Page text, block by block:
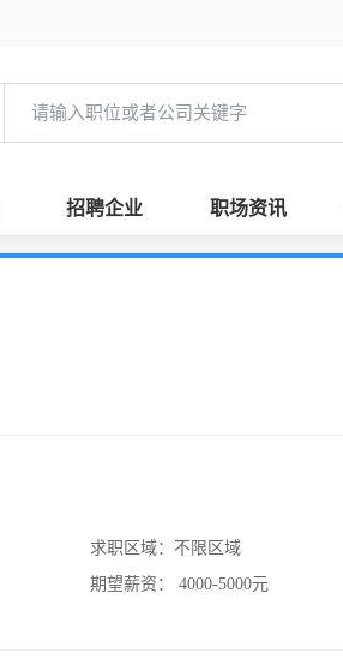
招聘企业 职场资讯
求职区域： 不限区域
期望薪资：
4000-5000元